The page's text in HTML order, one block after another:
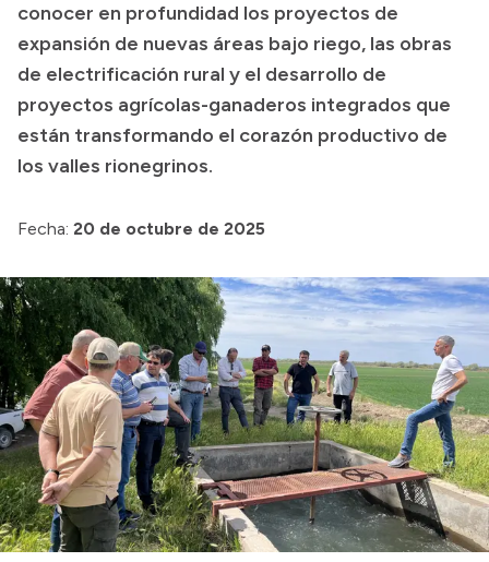
Consulta de pago a proveedores
Convocatorias
Login
conocer en profundidad los proyectos de
expansión de nuevas áreas bajo riego, las obras
de electrificación rural y el desarrollo de
proyectos agrícolas-ganaderos integrados que
están transformando el corazón productivo de
los valles rionegrinos.
Fecha: 20 de octubre de 2025